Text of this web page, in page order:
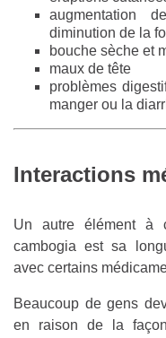
augmentation
diminution de la
bouche sèche et
maux de tête
problèmes
manger ou la
Interactions
Un autre élément à
cambogia est sa
avec certains
Beaucoup de gens
en raison de la